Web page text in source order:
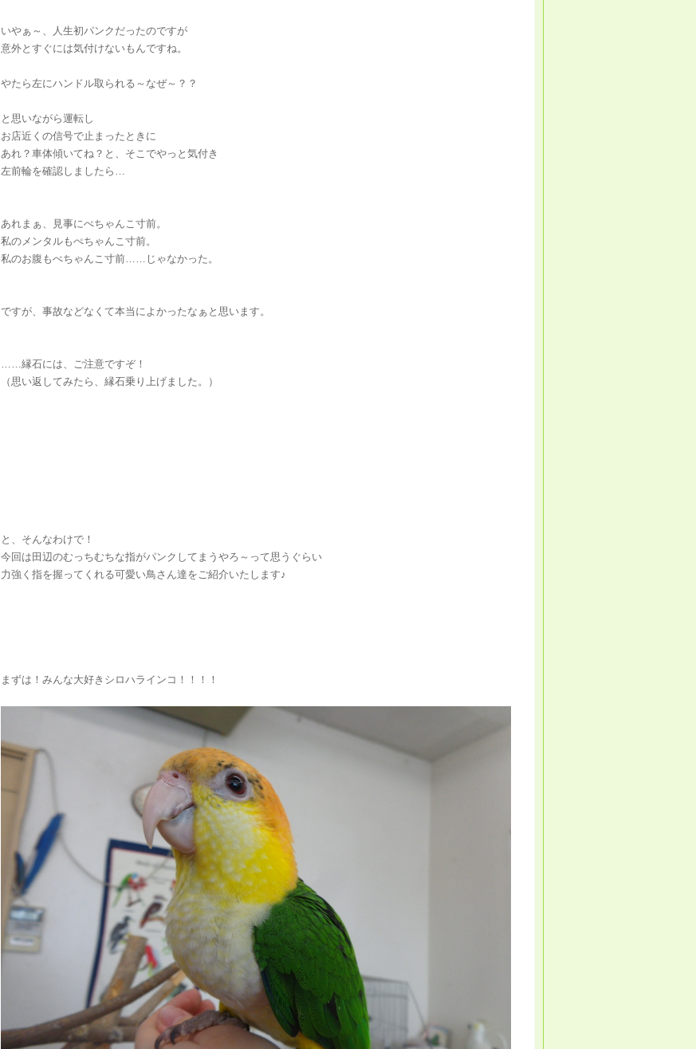
いやぁ～、人生初パンクだったのですが
意外とすぐには気付けないもんですね。
やたら左にハンドル取られる～なぜ～？？
と思いながら運転し
お店近くの信号で止まったときに
あれ？車体傾いてね？と、そこでやっと気付き
左前輪を確認しましたら…
あれまぁ、見事にぺちゃんこ寸前。
私のメンタルもぺちゃんこ寸前。
私のお腹もぺちゃんこ寸前……じゃなかった。
ですが、事故などなくて本当によかったなぁと思います。
……縁石には、ご注意ですぞ！
（思い返してみたら、縁石乗り上げました。）
と、そんなわけで！
今回は田辺のむっちむちな指がパンクしてまうやろ～って思うぐらい
力強く指を握ってくれる可愛い鳥さん達をご紹介いたします♪
まずは！みんな大好きシロハラインコ！！！！